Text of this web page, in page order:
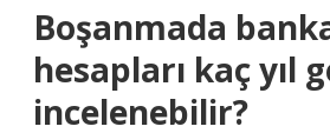
Boşanmada
hesapları kaç yıl
incelenebilir?